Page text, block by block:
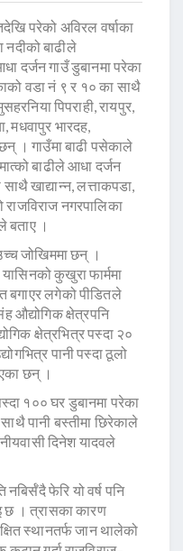
परेको अविरल वर्षाका
नदीको बाढीले
दर्जन गाउँ डुबानमा परेका
वडा नं ९ र १० का साथै
पिपराही, रायपुर,
मधवापुर भारदह,
छन् । गाउँमा बाढी पसेकाले
बाढीले आधा दर्जन
खाद्यान्न, लत्ताकपडा,
नगरपालिका
बताए ।
जोखिममा छन् ।
कुखुरा फार्ममा
बगाएर लगेको पीडितले
औद्योगिक क्षेत्रपनि
क्षेत्रभित्र पस्दा २०
पानी पस्दा ठूलो
छन् ।
१०० घर डुबानमा परेका
पानी बस्तीमा छिरेकाले
दिनेश यादवले
फेरि यो वर्ष पनि
छ । त्रासका कारण
स्थानतर्फ जान थालेको